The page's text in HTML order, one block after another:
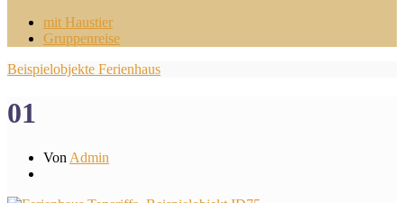
mit Haustier
Gruppenreise
Beispielobjekte Ferienhaus
01
Von Admin